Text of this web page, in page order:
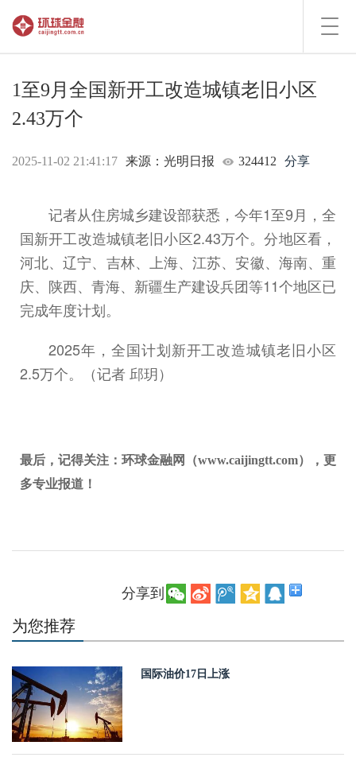
1至9月全国新开工改造城镇老旧小区
2.43万个
2025-11-02 21:41:17 来源：光明日报 324412 分享
记者从住房城乡建设部获悉，今年1至9月，全
国新开工改造城镇老旧小区2.43万个。分地区看，
河北、辽宁、吉林、上海、江苏、安徽、海南、重
庆、陕西、青海、新疆生产建设兵团等11个地区已
完成年度计划。
2025年，全国计划新开工改造城镇老旧小区
2.5万个。（记者 邱玥）
最后，记得关注：环球金融网（www.caijingtt.com），更
多专业报道！
分享到：
为您推荐
国际油价17日上涨